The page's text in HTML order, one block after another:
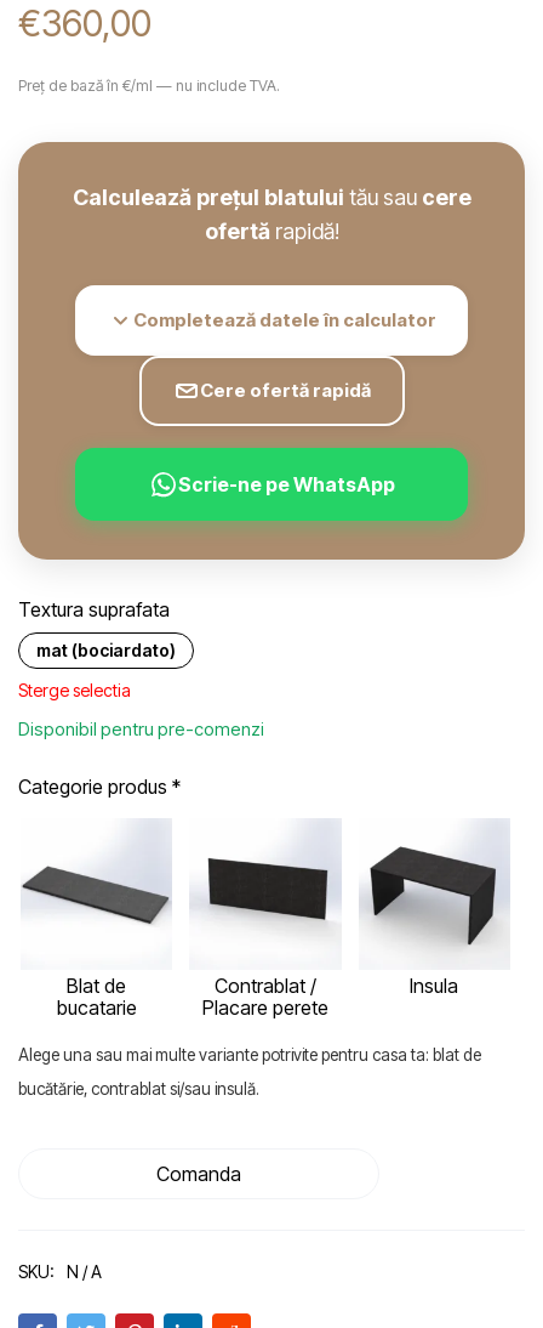
€360,00
Preț de bază în €/ml — nu include TVA.
Calculează prețul blatului tău sau cere
ofertă rapidă!
Completează datele în calculator
Cere ofertă rapidă
Scrie-ne pe WhatsApp
Textura suprafata
mat (bociardato)
Sterge selectia
Disponibil pentru pre-comenzi
Categorie produs *
Blat de
bucatarie
Contrablat /
Placare perete
Insula
Alege una sau mai multe variante potrivite pentru casa ta: blat de
bucătărie, contrablat si/sau insulă.
Comanda
SKU: N / A